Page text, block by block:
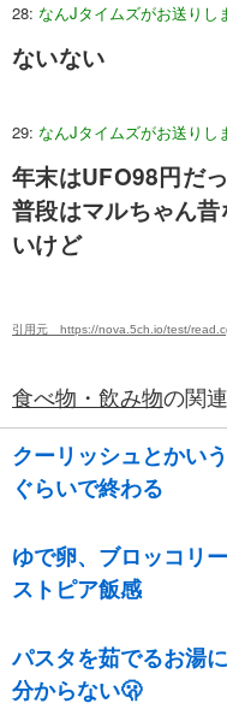
28: なんJタイムズがお送りし
ないない
29: なんJタイムズがお送りし
年末はUFO98円だ
普段はマルちゃん
いけど
引用元 https://nova.5ch.io/test/
食べ物・飲み物の関
クーリッシュとかい
ぐらいで終わる
ゆで卵、ブロッコリ
ストピア飯感
パスタを茹でるお湯
分からない🫢